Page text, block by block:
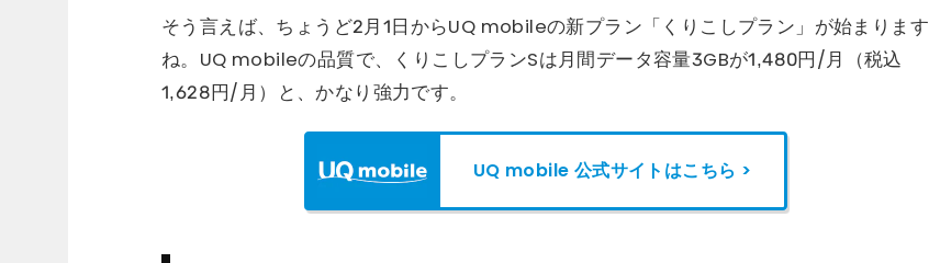
そう言えば、ちょうど2月1日からUQ mobileの新プラン「くりこしプラン」が始まります
ね。UQ mobileの品質で、くりこしプランSは月間データ容量3GBが1,480円/月（税込
1,628円/月）と、かなり強力です。
UQ mobile 公式サイトはこちら >